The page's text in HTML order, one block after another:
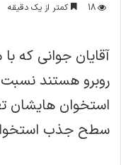
18
کمتر از یک دقیقه
آقایان جوانی که
استخوان هایشان
سطح جذب